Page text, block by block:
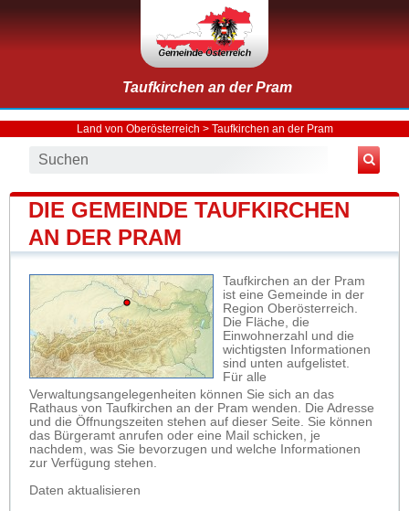
Taufkirchen an der Pram
Land von Oberösterreich > Taufkirchen an der Pram
DIE GEMEINDE TAUFKIRCHEN
AN DER PRAM
Taufkirchen an der Pram
ist eine Gemeinde in der
Region Oberösterreich.
Die Fläche, die
Einwohnerzahl und die
wichtigsten Informationen
sind unten aufgelistet.
Für alle
Verwaltungsangelegenheiten können Sie sich an das
Rathaus von Taufkirchen an der Pram wenden. Die Adresse
und die Öffnungszeiten stehen auf dieser Seite. Sie können
das Bürgeramt anrufen oder eine Mail schicken, je
nachdem, was Sie bevorzugen und welche Informationen
zur Verfügung stehen.
Daten aktualisieren